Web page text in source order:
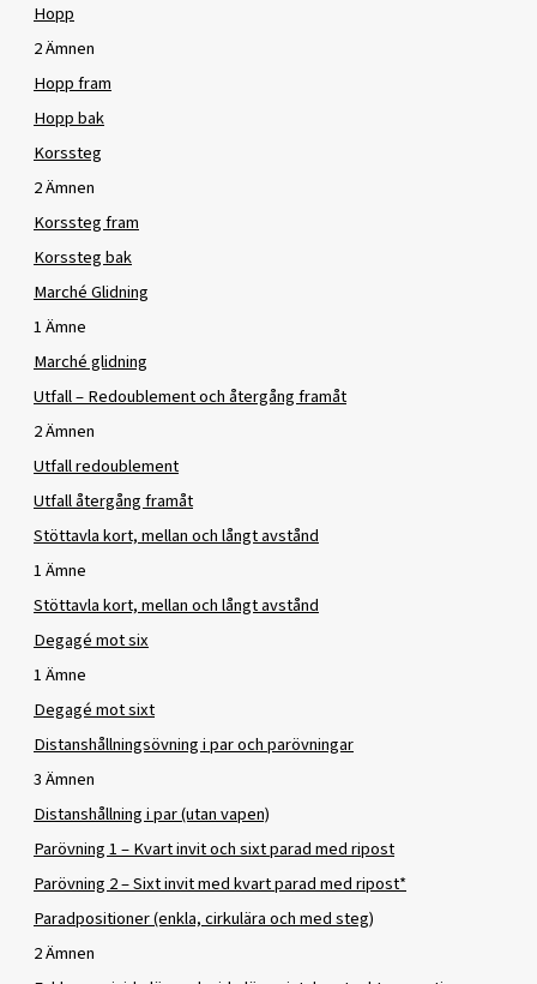
Hopp
2 Ämnen
Hopp fram
Hopp bak
Korssteg
2 Ämnen
Korssteg fram
Korssteg bak
Marché Glidning
1 Ämne
Marché glidning
Utfall – Redoublement och återgång framåt
2 Ämnen
Utfall redoublement
Utfall återgång framåt
Stöttavla kort, mellan och långt avstånd
1 Ämne
Stöttavla kort, mellan och långt avstånd
Degagé mot six
1 Ämne
Degagé mot sixt
Distanshållningsövning i par och parövningar
3 Ämnen
Distanshållning i par (utan vapen)
Parövning 1 – Kvart invit och sixt parad med ripost
Parövning 2 – Sixt invit med kvart parad med ripost*
Paradpositioner (enkla, cirkulära och med steg)
2 Ämnen